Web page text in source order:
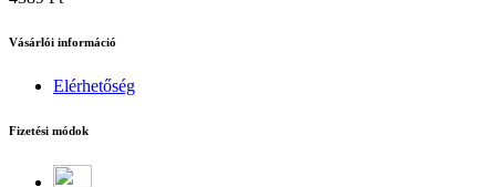
Vásárlói információ
Elérhetőség
Fizetési módok